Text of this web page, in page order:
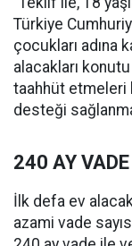
Türkiye
çocukları adına
alacakları
taahhüt etmeleri
desteği
240 AY VADE
İlk defa ev
azami vade